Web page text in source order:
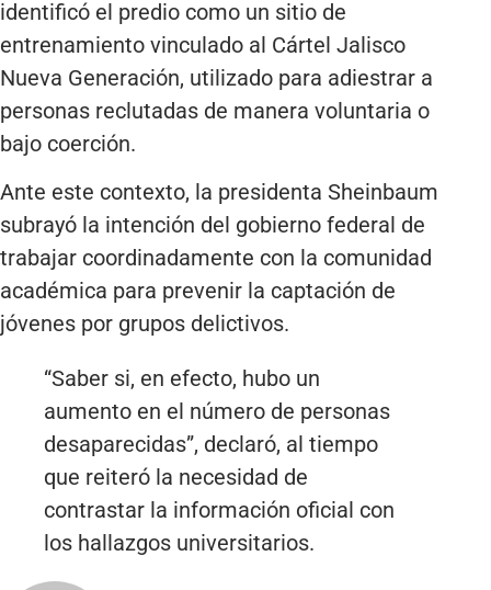
identificó el predio como un sitio de
entrenamiento vinculado al Cártel Jalisco
Nueva Generación, utilizado para adiestrar a
personas reclutadas de manera voluntaria o
bajo coerción.
Ante este contexto, la presidenta Sheinbaum
subrayó la intención del gobierno federal de
trabajar coordinadamente con la comunidad
académica para prevenir la captación de
jóvenes por grupos delictivos.
“Saber si, en efecto, hubo un
aumento en el número de personas
desaparecidas”, declaró, al tiempo
que reiteró la necesidad de
contrastar la información oficial con
los hallazgos universitarios.